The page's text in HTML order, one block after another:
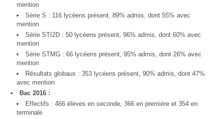
mention
Série S : 116 lycéens présent, 89% admis, dont 55% avec
mention
Série STI2D : 50 lycéens présent, 96% admis, dont 60% avec
mention
Série STMG : 66 lycéens présent, 95% admis, dont 26% avec
mention
Résultats globaux : 353 lycéens présent, 90% admis, dont 47%
avec mention
Bac 2016 :
Effectifs : 466 élèves en seconde, 366 en première et 354 en
terminale